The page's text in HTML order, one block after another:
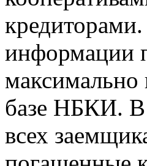
информации
максимально
базе НБКИ. В
всех